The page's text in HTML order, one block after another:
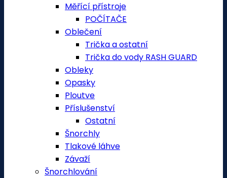
Měřící přístroje
POČÍTAČE
Oblečení
Trička a ostatní
Trička do vody RASH GUARD
Obleky
Opasky
Ploutve
Příslušenství
Ostatní
Šnorchly
Tlakové láhve
Závaží
Šnorchlování